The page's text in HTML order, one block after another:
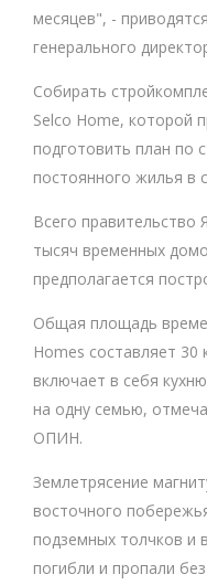
месяцев", -
генерального
Собирать
Selco Home, которой
подготовить план по
постоянного жилья в
Всего правительство
тысяч временных
предполагается
Общая площадь
Homes составляет
включает в себя
на одну семью,
ОПИН.
Землетрясение
восточного
подземных толчков и
погибли и пропали